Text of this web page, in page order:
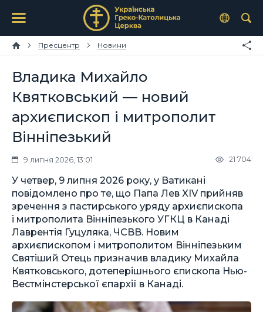
Пресцентр Новини
Владика Михайло
Квятковський — новий
архиєпископ і митрополит
Вінніпезький
9 липня 2026, 13:01 21 704
У четвер, 9 липня 2026 року, у Ватикані
повідомлено про те, що Папа Лев XIV прийняв
зречення з пастирського уряду архиєпископа
і митрополита Вінніпезького УГКЦ в Канаді
Лаврентія Гуцуляка, ЧСВВ. Новим
архиєпископом і митрополитом Вінніпезьким
Святіший Отець призначив владику Михайла
Квятковського, дотеперішнього єпископа Нью-
Вестмінстерської єпархії в Канаді.